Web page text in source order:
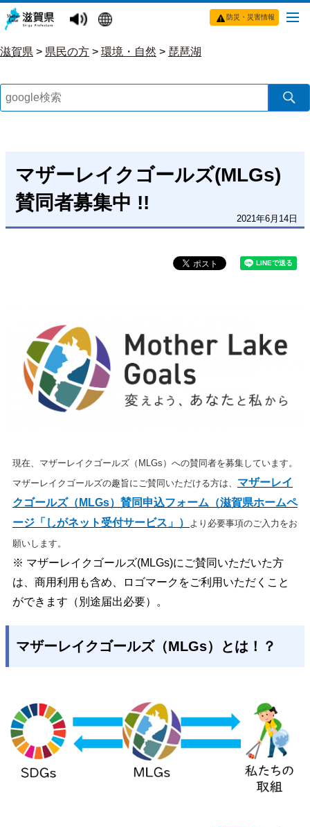
防災・災害情報
滋賀県 > 県民の方 > 環境・自然 > 琵琶湖
マザーレイクゴールズ(MLGs)
賛同者募集中 !!
2021年6月14日
現在、マザーレイクゴールズ（ MLGs ）への賛同者を募集しています。
マザーレイクゴールズの趣旨にご賛同いただける方は、 マザーレイ
クゴールズ（MLGs）賛同申込フォーム（滋賀県ホームペ
ージ「しがネット受付サービス」）
より 必要事項のご入力をお
願いします。
※ マザーレイクゴールズ(MLGs)にご賛同いただいた方
は、商用利用も含め、ロゴマークをご利用いただくこと
ができます（別途届出必要）。
マザーレイクゴールズ（MLGs）とは！？